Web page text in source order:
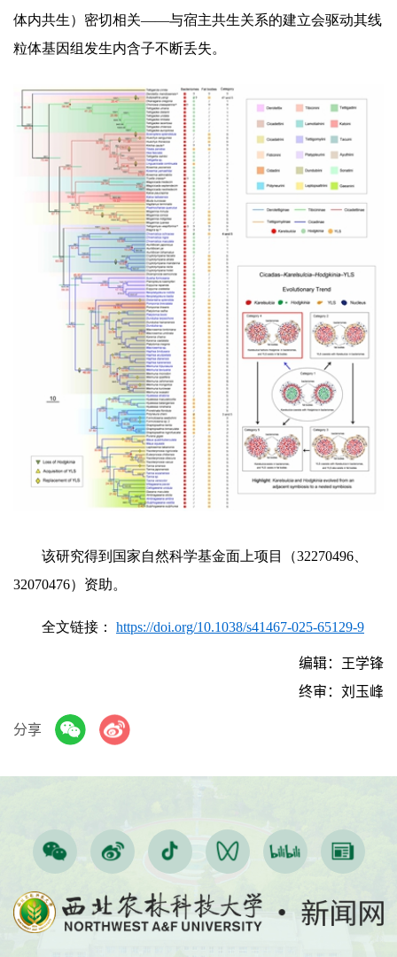
体内共生）密切相关——与宿主共生关系的建立会驱动其线
粒体基因组发生内含子不断丢失。
该研究得到国家自然科学基金面上项目（32270496、
32070476）资助。
全文链接： https://doi.org/10.1038/s41467-025-65129-9
编辑：王学锋
终审：刘玉峰
分享